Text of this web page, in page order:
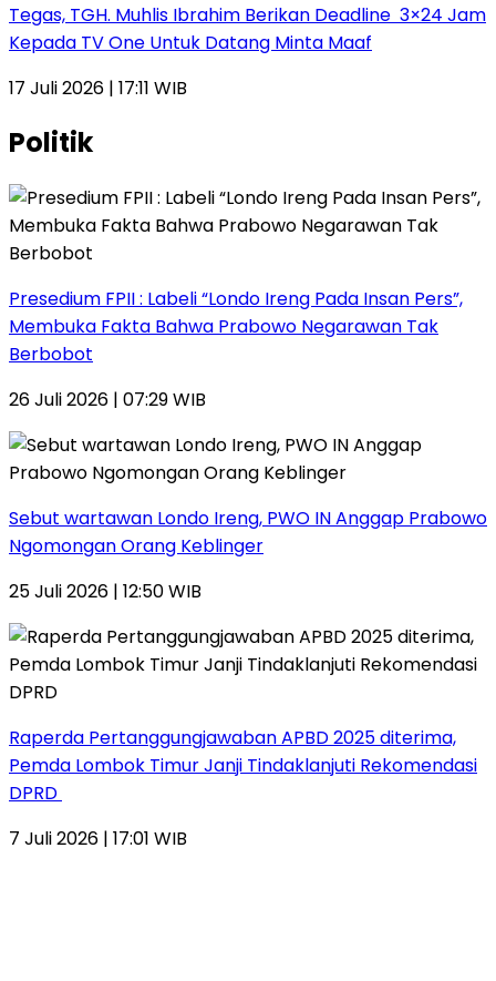
Tegas, TGH. Muhlis Ibrahim Berikan Deadline 3×24 Jam
Kepada TV One Untuk Datang Minta Maaf
17 Juli 2026 | 17:11 WIB
Politik
Presedium FPII : Labeli “Londo Ireng Pada Insan Pers”,
Membuka Fakta Bahwa Prabowo Negarawan Tak
Berbobot
26 Juli 2026 | 07:29 WIB
Sebut wartawan Londo Ireng, PWO IN Anggap Prabowo
Ngomongan Orang Keblinger
25 Juli 2026 | 12:50 WIB
Raperda Pertanggungjawaban APBD 2025 diterima,
Pemda Lombok Timur Janji Tindaklanjuti Rekomendasi
DPRD
7 Juli 2026 | 17:01 WIB